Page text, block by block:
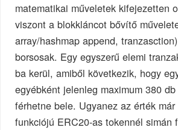
matematikai műveletek kifejezetten
viszont a blokkláncot bővítő
array/hashmap append,
borsosak. Egy egyszerű elemi
ba kerül, amiből következik, hogy
egyébként jelenleg maximum 380
férhetne bele. Ugyanez az érték
funkciójú ERC20-as tokennél simán